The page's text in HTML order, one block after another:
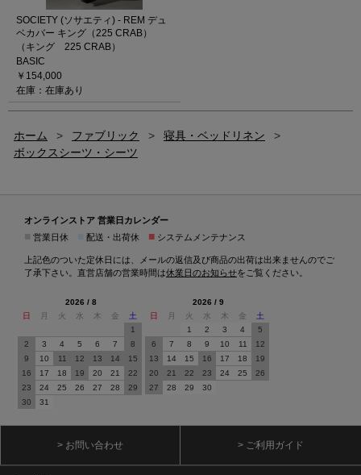
SOCIETY (ソサエティ) - REM デュ
ベカバー キング（225 CRAB）
（キング 225 CRAB）
BASIC
￥154,000
在庫：在庫あり
ホーム > ファブリック > 寝具・ベッドリネン
>
ボックスシーツ・シーツ
オンラインストア 営業日カレンダー
営業日休 配送・出荷休 ■ システムメンテナンス
上記色のついた定休日には、メールの返信及び商品の出荷は出来ませんのでご
了承下さい。直営店舗の営業時間は休業日のお知らせをご覧ください。
2026 / 8
日
月 火 水 木 金
土
1
2
3 4 5 6 7
8
9
10 11 12 13 14
15
16
17 18 19 20 21
22
23
24 25 26 27 28
29
30
31
2026 / 9
日
月 火 水 木 金
土
1
2 3 4
5
6
7 8 9 10 11
12
13
14 15 16 17 18
19
20
21 22 23 24 25
26
27
28 29 30
> お問い合わせ > ご利用ガイド